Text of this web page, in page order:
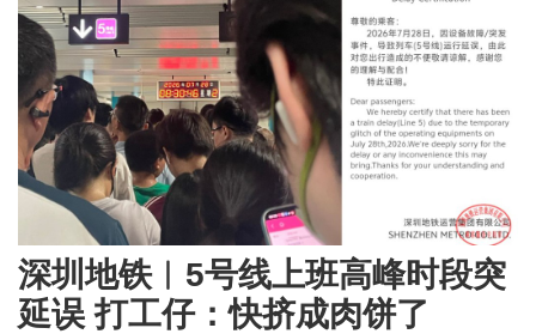
深圳地铁︱5号线上班高峰时段突
延误 打工仔：快挤成肉饼了